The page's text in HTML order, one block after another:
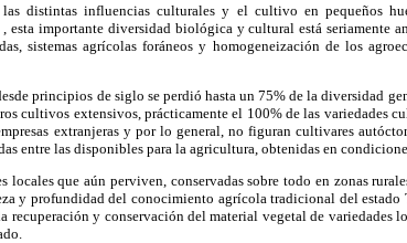
distintas influencias culturales y el cultivo en pequeños
esta importante diversidad biológica y cultural está seriamente
sistemas agrícolas foráneos y homogeneización de los
principios de siglo se perdió hasta un 75% de la diversidad
cultivos extensivos, prácticamente el 100% de las variedades
extranjeras y por lo general, no figuran cultivares
entre las disponibles para la agricultura, obtenidas en
locales que aún perviven, conservadas sobre todo en zonas
y profundidad del conocimiento agrícola tradicional del estado
recuperación y conservación del material vegetal de variedades